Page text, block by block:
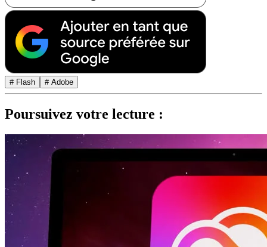
# Flash # Adobe
Poursuivez votre lecture :